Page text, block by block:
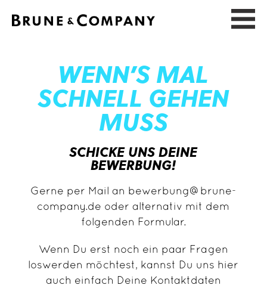
WENN’S MAL
SCHNELL GEHEN
MUSS
SCHICKE UNS DEINE
BEWERBUNG!
Gerne per Mail an bewerbung@brune-
company.de oder alternativ mit dem
folgenden Formular.
Wenn Du erst noch ein paar Fragen
loswerden möchtest, kannst Du uns hier
auch einfach Deine Kontaktdaten